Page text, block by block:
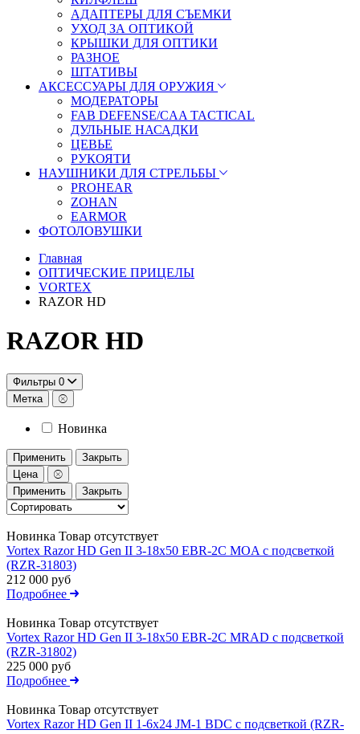
АДАПТЕРЫ ДЛЯ СЪЕМКИ
УХОД ЗА ОПТИКОЙ
КРЫШКИ ДЛЯ ОПТИКИ
РАЗНОЕ
ШТАТИВЫ
АКСЕССУАРЫ ДЛЯ ОРУЖИЯ
МОДЕРАТОРЫ
FAB DEFENSE/CAA TACTICAL
ДУЛЬНЫЕ НАСАДКИ
ЦЕВЬЕ
РУКОЯТИ
НАУШНИКИ ДЛЯ СТРЕЛЬБЫ
PROHEAR
ZOHAN
EARMOR
ФОТОЛОВУШКИ
Главная
ОПТИЧЕСКИЕ ПРИЦЕЛЫ
VORTEX
RAZOR HD
RAZOR HD
Фильтры 0
Метка
Новинка
Применить
Закрыть
Цена
Применить
Закрыть
Новинка Товар отсутствует
Vortex Razor HD Gen II 3-18x50 EBR-2C MOA с подсветкой
(RZR-31803)
212 000 руб
Подробнее
Новинка Товар отсутствует
Vortex Razor HD Gen II 3-18x50 EBR-2C MRAD с подсветкой
(RZR-31802)
225 000 руб
Подробнее
Новинка Товар отсутствует
Vortex Razor HD Gen II 1-6x24 JM-1 BDC с подсветкой (RZR-